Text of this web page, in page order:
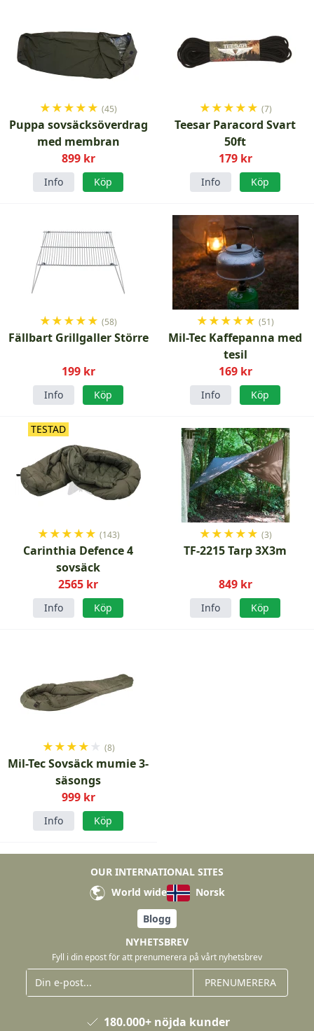
★★★★★ (45)
Puppa sovsäcksöverdrag
med membran
899 kr
Info Köp
★★★★★ (7)
Teesar Paracord Svart
50ft
179 kr
Info Köp
★★★★★ (58)
Fällbart Grillgaller Större
199 kr
Info Köp
★★★★★ (51)
Mil-Tec Kaffepanna med
tesil
169 kr
Info Köp
★★★★★ (143)
Carinthia Defence 4
sovsäck
2565 kr
TESTAD
Info Köp
★★★★★ (3)
TF-2215 Tarp 3X3m
849 kr
Info Köp
★★★★ ★ (8)
Mil-Tec Sovsäck mumie 3-
säsongs
999 kr
Info Köp
OUR INTERNATIONAL SITES
World wide
Norsk
Blogg
NYHETSBREV
Fyll i din epost för att prenumerera på vårt nyhetsbrev
PRENUMERERA
180.000+ nöjda kunder